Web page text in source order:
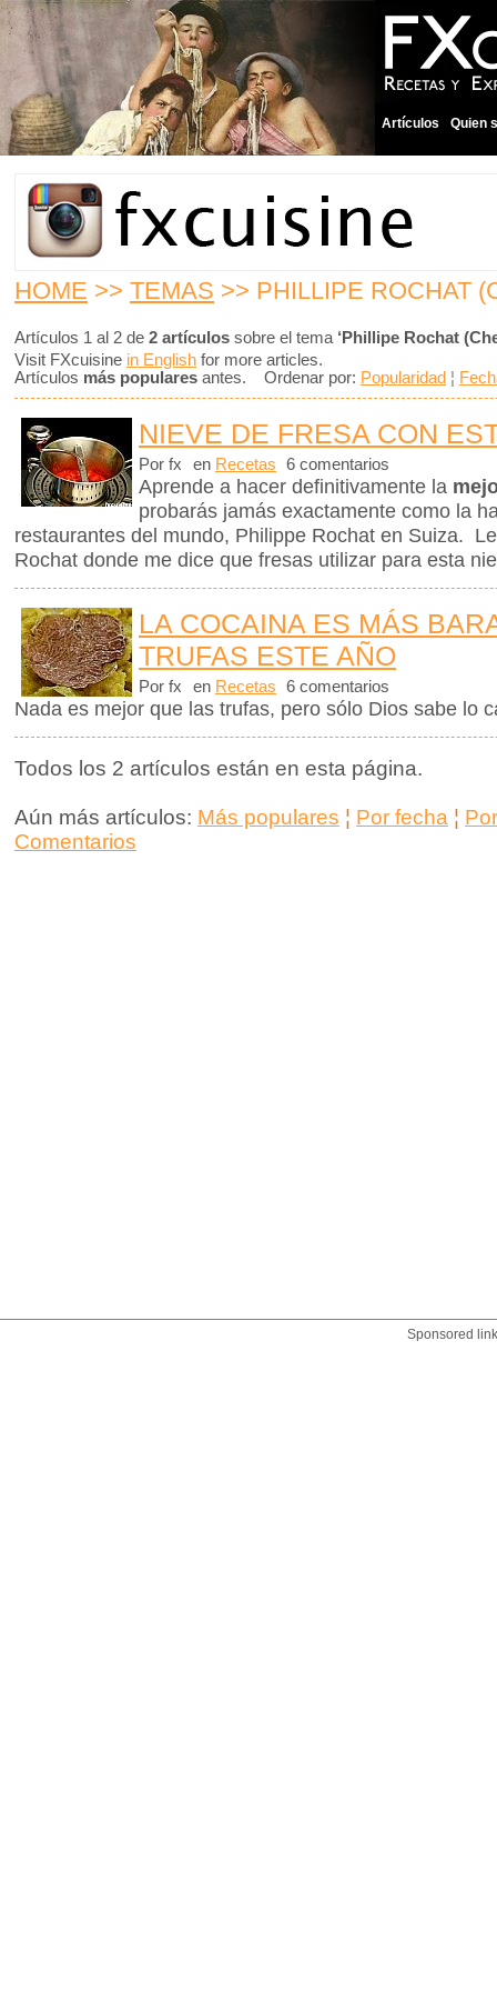
Artículos Quien
HOME >> TEMAS >> PHILLIPE ROCHAT
Artículos 1 al 2 de 2 artículos sobre el tema ‘Phillipe Rochat
Visit FXcuisine in English for more articles.
Artículos más populares antes. Ordenar por: Popularidad ¦
NIEVE DE FRESA CON
Por fx en Recetas 6 comentarios
Aprende a hacer definitivamente la
probarás jamás exactamente como la
restaurantes del mundo, Philippe Rochat en Suiza.
Rochat donde me dice que fresas utilizar para esta
LA COCAINA ES MÁS
TRUFAS ESTE AÑO
Por fx en Recetas 6 comentarios
Nada es mejor que las trufas, pero sólo Dios sabe lo
Todos los 2 artículos están en esta página.
Aún más artículos: Más populares ¦ Por fecha ¦
Comentarios
Sponsored